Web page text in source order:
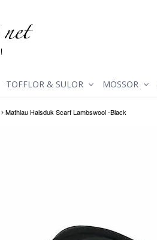
Mathlau Halsduk Scarf Lambswool -Black
TOFFLOR & SULOR MÖSSOR